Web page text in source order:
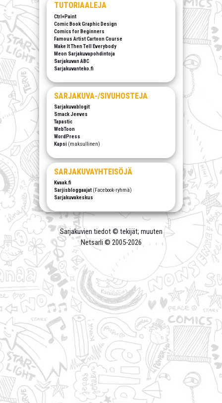
TUTORIAALEJA
Ctrl+Paint
Comic Book Graphic Design
Comics for Beginners
Famous Artist Cartoon Course
Make It Then Tell Everybody
Meon Sarjakuvapohdintoja
Sarjakuvan ABC
Sarjakuvanteko.fi
SARJAKUVA-/SIVUHOSTEJA
Sarjakuvablogit
Smack Jeeves
Tapastic
WebToon
WordPress
Kapsi (maksullinen)
SARJAKUVAYHTEISÖJÄ
Kvaak.fi
Sarjisbloggaajat (Facebook-ryhmä)
Sarjakuvakeskus
Sarjakuvien tiedot © tekijät; muuten
Netsarli © 2005-2026